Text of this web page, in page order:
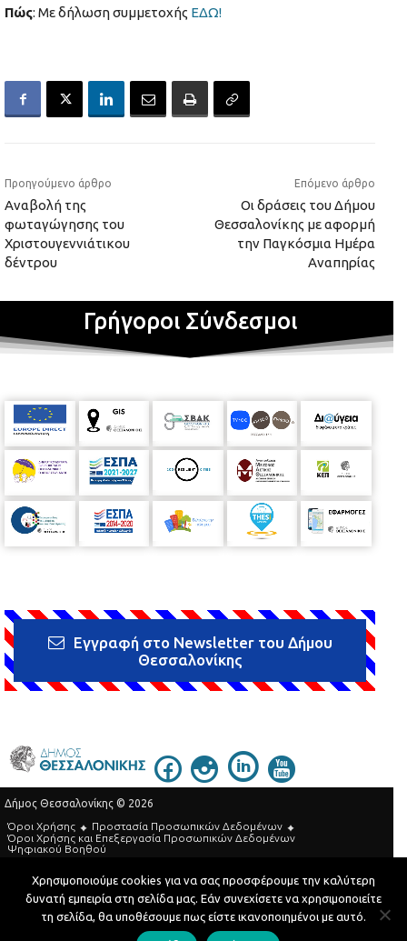
Πώς: Με δήλωση συμμετοχής ΕΔΩ!
Προηγούμενο άρθρο
Αναβολή της
φωταγώγησης του
Χριστουγεννιάτικου
δέντρου
Επόμενο άρθρο
Οι δράσεις του Δήμου
Θεσσαλονίκης με αφορμή
την Παγκόσμια Ημέρα
Αναπηρίας
Γρήγοροι Σύνδεσμοι
Εγγραφή στο Newsletter του Δήμου
Θεσσαλονίκης
Δήμος Θεσσαλονίκης © 2026
Όροι Χρήσης
Προστασία Προσωπικών Δεδομένων
Όροι Xρήσης και Eπεξεργασία Προσωπικών Δεδομένων
Ψηφιακού Βοηθού
Τηλεφωνικός Κατάλογος
Developed by MyCompany Projects
Χρησιμοποιούμε cookies για να σας προσφέρουμε την καλύτερη
δυνατή εμπειρία στη σελίδα μας. Εάν συνεχίσετε να χρησιμοποιείτε
τη σελίδα, θα υποθέσουμε πως είστε ικανοποιημένοι με αυτό.